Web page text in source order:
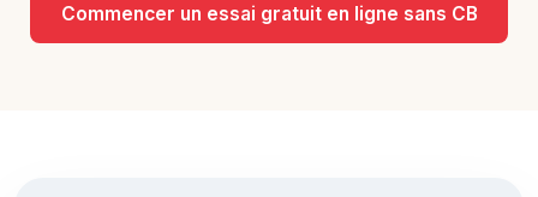
Commencer un essai gratuit en ligne sans CB